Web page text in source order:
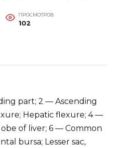
ПРОСМОТРОВ
102
part; 2 — Ascending
Hepatic flexure; 4 —
of liver; 6 — Common
bursa; Lesser sac,